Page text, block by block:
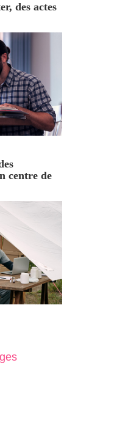
des actes
centre de